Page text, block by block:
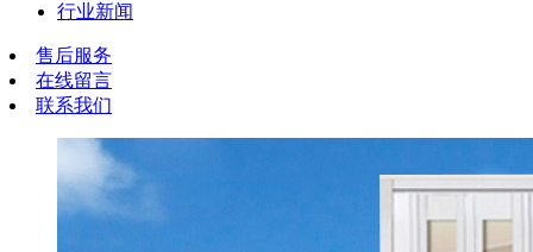
行业新闻
售后服务
在线留言
联系我们